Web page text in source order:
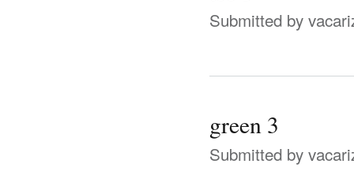
Submitted by
green 3
Submitted by